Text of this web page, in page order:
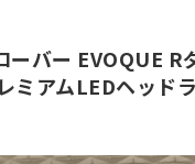
ーバー EVOQUE
ミアムLEDヘッド